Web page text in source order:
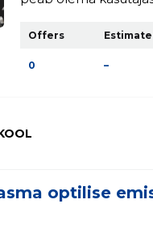
seotud sisu.
leida neile vajalikku
noortevaldkonna
Offers
0 –
optilise